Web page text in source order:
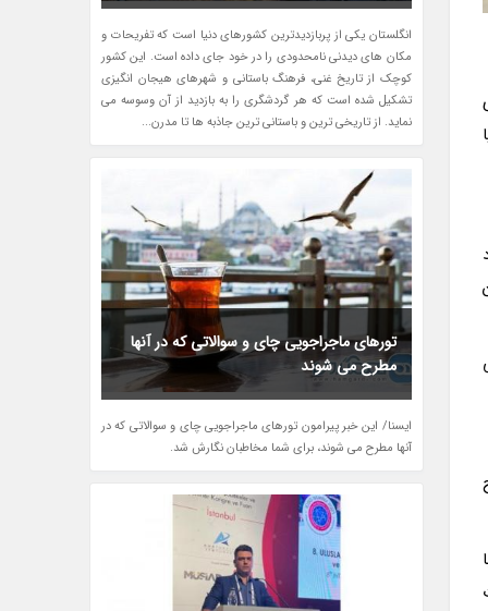
انگلستان یکی از پربازدیدترین کشورهای دنیا است که تفریحات و
مکان های دیدنی نامحدودی را در خود جای داده است. این کشور
کوچک از تاریخ غنی، فرهنگ باستانی و شهرهای هیجان انگیزی
تشکیل شده است که هر گردشگری را به بازدید از آن وسوسه می
نماید. از تاریخی ترین و باستانی ترین جاذبه ها تا مدرن...
تورهای ماجراجویی چای و سوالاتی که در آنها
مطرح می شوند
ایسنا/ این خبر پیرامون تورهای ماجراجویی چای و سوالاتی که در
آنها مطرح می شوند، برای شما مخاطبان نگارش شد.